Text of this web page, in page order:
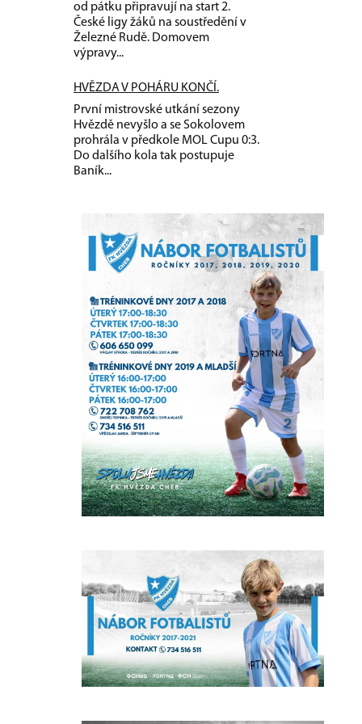
od pátku připravují na start 2.
České ligy žáků na soustředění v
Železné Rudě. Domovem
výpravy...
HVĚZDA V POHÁRU KONČÍ.
První mistrovské utkání sezony
Hvězdě nevyšlo a se Sokolovem
prohrála v předkole MOL Cupu 0:3.
Do dalšího kola tak postupuje
Baník...